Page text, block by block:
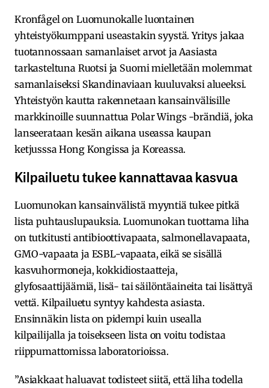
Kronfågel on Luomunokalle luontainen
yhteistyökumppani useastakin syystä. Yritys jakaa
tuotannossaan samanlaiset arvot ja Aasiasta
tarkasteltuna Ruotsi ja Suomi mielletään molemmat
samanlaiseksi Skandinaviaan kuuluvaksi alueeksi.
Yhteistyön kautta rakennetaan kansainvälisille
markkinoille suunnattua Polar Wings -brändiä, joka
lanseerataan kesän aikana useassa kaupan
ketjusssa Hong Kongissa ja Koreassa.
Kilpailuetu tukee kannattavaa kasvua
Luomunokan kansainvälistä myyntiä tukee pitkä
lista puhtauslupauksia. Luomunokan tuottama liha
on tutkitusti antibioottivapaata, salmonellavapaata,
GMO-vapaata ja ESBL-vapaata, eikä se sisällä
kasvuhormoneja, kokkidiostaatteja,
glyfosaattijäämiä, lisä- tai säilöntäaineita tai lisättyä
vettä. Kilpailuetu syntyy kahdesta asiasta.
Ensinnäkin lista on pidempi kuin usealla
kilpailijalla ja toisekseen lista on voitu todistaa
riippumattomissa laboratorioissa.
”Asiakkaat haluavat todisteet siitä, että liha todella